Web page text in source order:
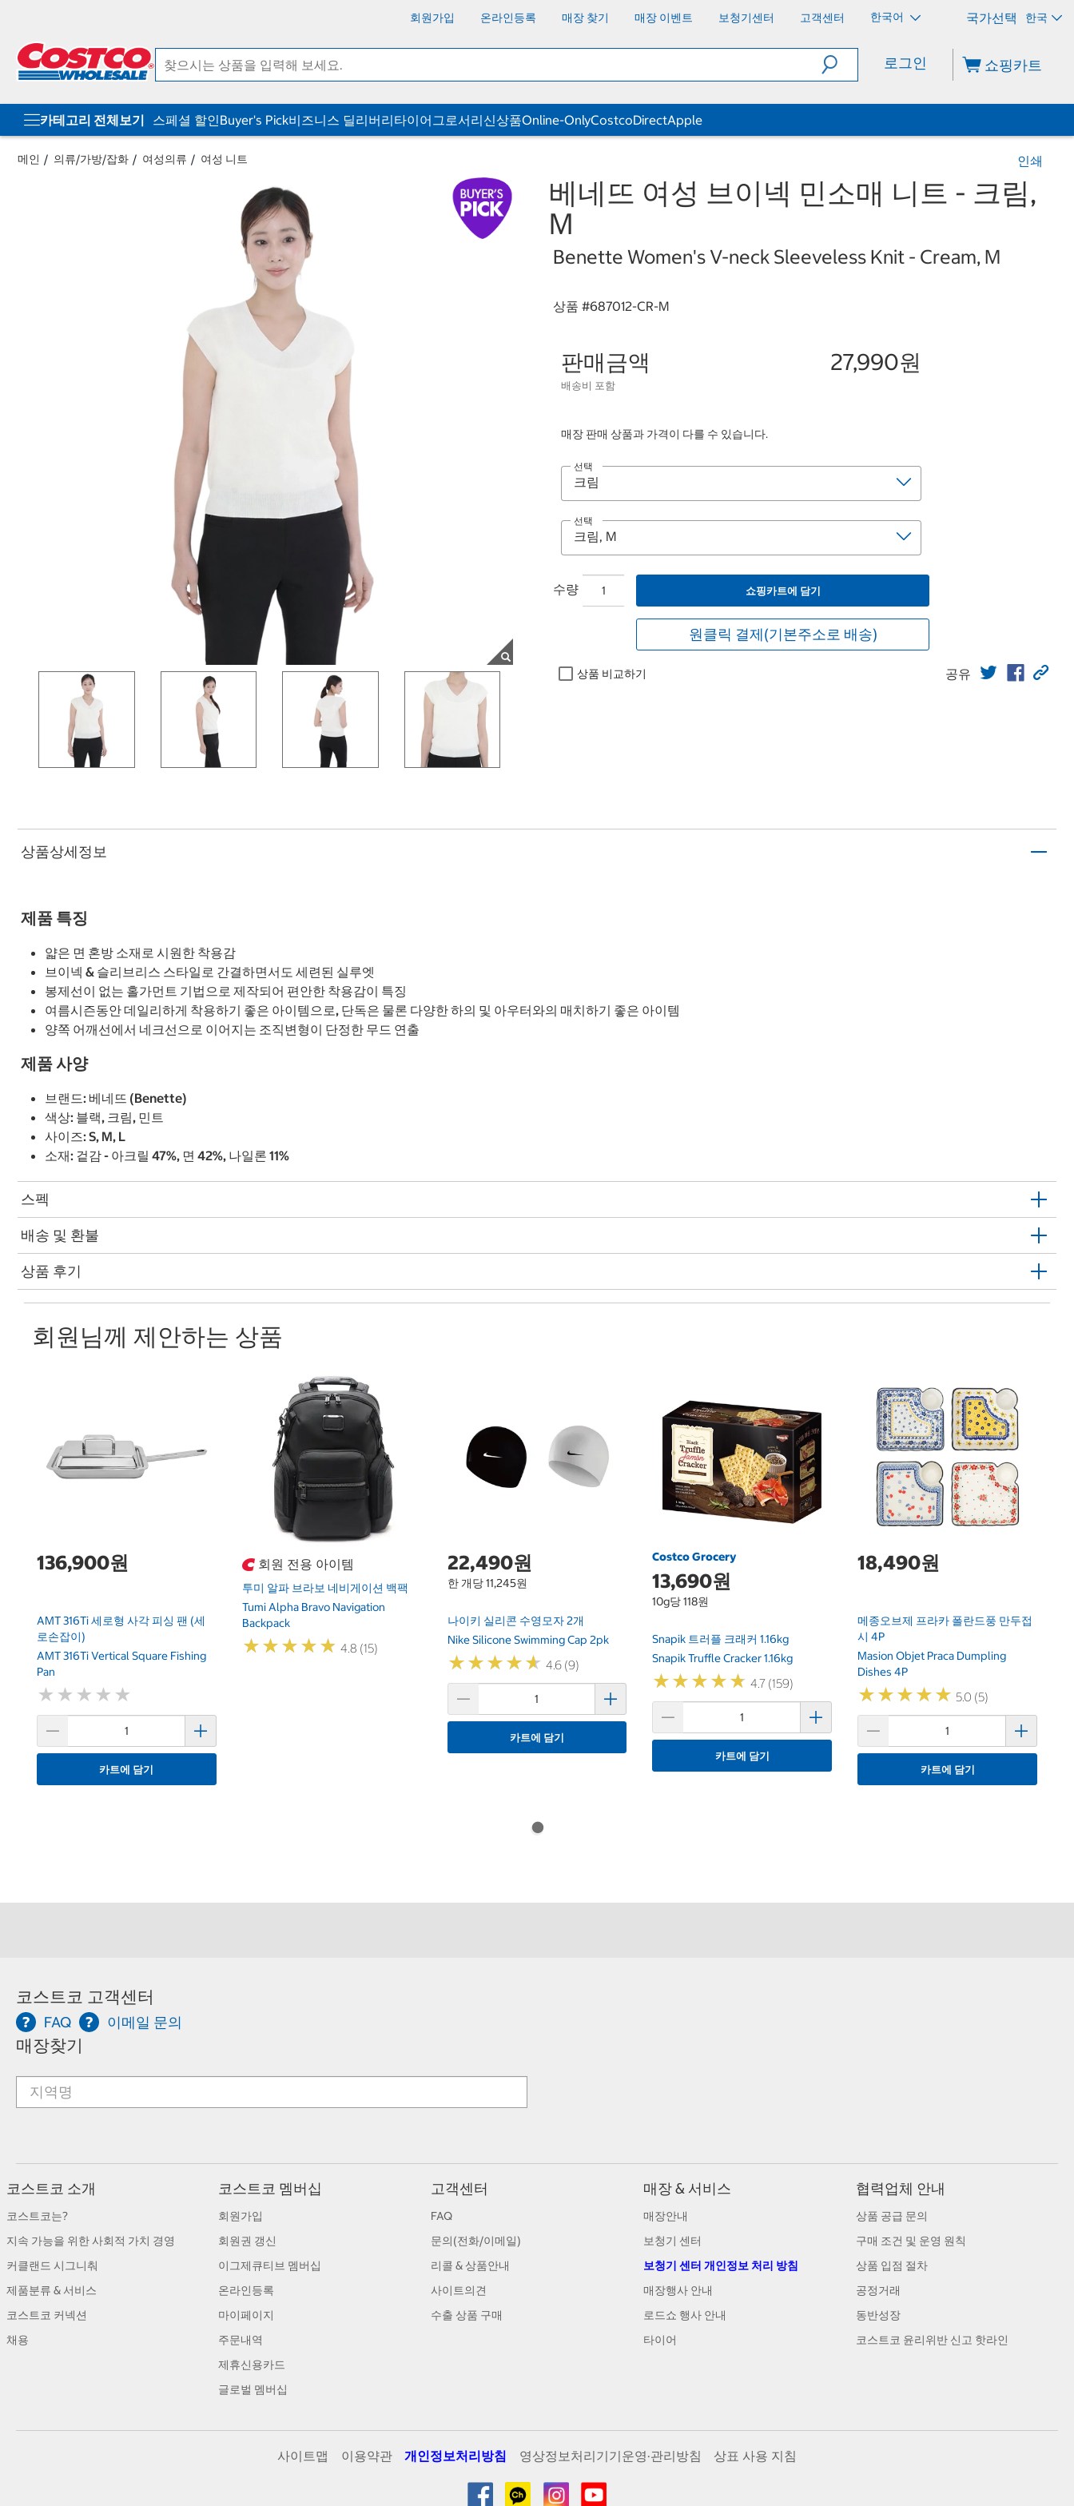
회원가입 온라인등록 매장 찾기 매장 이벤트 보청기센터 고객센터 한국어 한국
로그인 쇼핑카트
카테고리 전체보기 스페셜 할인Buyer's Pick비즈니스 딜리버리타이어그로서리신상품Online-OnlyCostcoDirectApple
메인 의류/가방/잡화 여성의류 여성 니트 인쇄
베네뜨 여성 브이넥 민소매 니트 - 크림,
M
Benette Women's V-neck Sleeveless Knit - Cream, M
상품 #687012-CR-M
판매금액 27,990원
배송비 포함
매장 판매 상품과 가격이 다를 수 있습니다.
선택
선택
수량 쇼핑카트에 담기
원클릭 결제(기본주소로 배송)
상품 비교하기 공유
상품상세정보
제품 특징
얇은 면 혼방 소재로 시원한 착용감
브이넥 & 슬리브리스 스타일로 간결하면서도 세련된 실루엣
봉제선이 없는 홀가먼트 기법으로 제작되어 편안한 착용감이 특징
여름시즌동안 데일리하게 착용하기 좋은 아이템으로, 단독은 물론 다양한 하의 및 아우터와의 매치하기 좋은 아이템
양쪽 어깨선에서 네크선으로 이어지는 조직변형이 단정한 무드 연출
제품 사양
브랜드: 베네뜨 (Benette)
색상: 블랙, 크림, 민트
사이즈: S, M, L
소재: 겉감 - 아크릴 47%, 면 42%, 나일론 11%
스펙
배송 및 환불
상품 후기
회원님께 제안하는 상품
136,900원
AMT 316Ti 세로형 사각 피싱 팬 (세
로손잡이)
AMT 316Ti Vertical Square Fishing
Pan
★ ★ ★ ★ ★
★ ★ ★ ★ ★
카트에 담기
회원 전용 아이템
투미 알파 브라보 네비게이션 백팩
Tumi Alpha Bravo Navigation
Backpack
★★★★★
★★★★★ 4.8 (15)
22,490원
한 개당 11,245원
나이키 실리콘 수영모자 2개
Nike Silicone Swimming Cap 2pk
★★★★★
★★★★★ 4.6 (9)
카트에 담기
Costco Grocery
13,690원
10g당 118원
Snapik 트러플 크래커 1.16kg
Snapik Truffle Cracker 1.16kg
★★★★★
★★★★★ 4.7 (159)
카트에 담기
18,490원
메종오브제 프라카 폴란드풍 만두접
시 4P
Masion Objet Praca Dumpling
Dishes 4P
★★★★★
★★★★★ 5.0 (5)
카트에 담기
코스트코 고객센터
FAQ 이메일 문의
매장찾기
코스트코 소개
코스트코는?
지속 가능을 위한 사회적 가치 경영
커클랜드 시그니춰
제품분류 & 서비스
코스트코 커넥션
채용
코스트코 멤버십
회원가입
회원권 갱신
이그제큐티브 멤버십
온라인등록
마이페이지
주문내역
제휴신용카드
글로벌 멤버십
고객센터
FAQ
문의(전화/이메일)
리콜 & 상품안내
사이트의견
수출 상품 구매
매장 & 서비스
매장안내
보청기 센터
보청기 센터 개인정보 처리 방침
매장행사 안내
로드쇼 행사 안내
타이어
협력업체 안내
상품 공급 문의
구매 조건 및 운영 원칙
상품 입점 절차
공정거래
동반성장
코스트코 윤리위반 신고 핫라인
사이트맵 이용약관 개인정보처리방침 영상정보처리기기운영·관리방침 상표 사용 지침